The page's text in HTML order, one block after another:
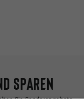
sparen
Sie Sonderangebote,